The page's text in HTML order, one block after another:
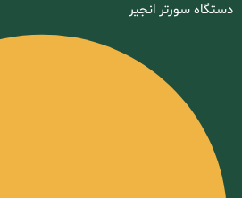
دستگاه سورتر انجیر